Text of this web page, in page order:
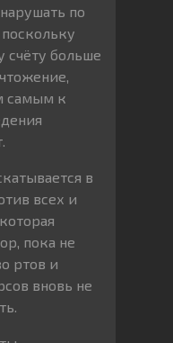
по
счёту больше
самым к
в
всех и
пока не
ртов и
вновь не